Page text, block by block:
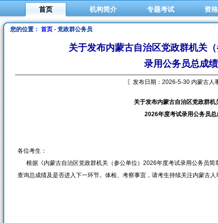
首页 机构简介 专题考试 资
您的位置： 首页- 党政群公务员
关于发布内蒙古自治区党政群机关
录用公务员总成
〖发布日期：2026-5-30 内蒙古人
关于发布内蒙古自治区党政群机
2026年度考试录用公务员总
各位考生：
根据《内蒙古自治区党政群机关（参公单位）2026年度考试录用公务员简
查询总成绩及是否进入下一环节。体检、考察事宜，请考生持续关注内蒙古